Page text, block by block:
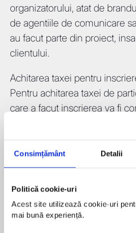
Consimțământ Detalii
Politică cookie-uri
Acest site utilizează cookie-uri
mai bună experiență.
organizatorului, atat de
de agentiile de comunicare
au facut parte din proiect,
clientului.
Achitarea taxei pentru
Pentru achitarea taxei de
care a facut inscrierea va fi
validarea inscrierii, incepand
de inscriere la Employer
trebuie achitate pana la 18
the Year este deschisa
nu necesita o taxa de